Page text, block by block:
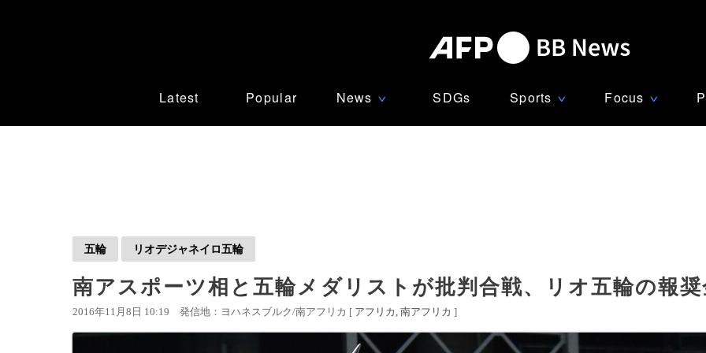
Latest Popular News ∨ SDGs Sports ∨ Focus ∨
五輪 リオデジャネイロ五輪
南アスポーツ相と五輪メダリストが批判合戦、リオ五輪の報
2016年11月8日 10:19 発信地：ヨハネスブルク/南アフリカ [ アフリカ 南アフリカ ]